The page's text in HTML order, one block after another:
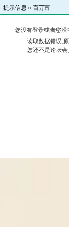
提示信息 » 百万富
您没有登录或者您
读取数据错误,
您还不是论坛